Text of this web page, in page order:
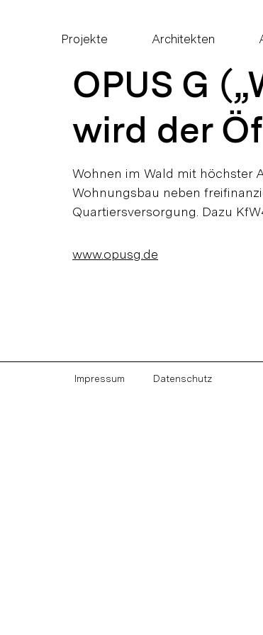
Projekte Architekten
OPUS G
wird der
Wohnen im Wald mit höchster
Wohnungsbau neben
Quartiersversorgung. Dazu
www.opusg.de
Impressum Datenschutz